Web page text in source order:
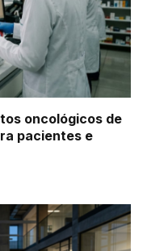
oncológicos de
pacientes e